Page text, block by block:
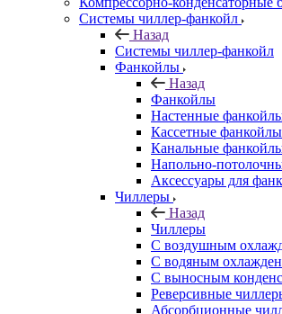
Системы чиллер-фанкойл
Назад
Системы чиллер-фанкойл
Фанкойлы
Назад
Фанкойлы
Настенные
Кассетные фанкойлы
Канальные
Напольно-
Аксессуары для
Чиллеры
Назад
Чиллеры
С воздушным
С водяным
С выносным
Реверсивные
Абсорбционные